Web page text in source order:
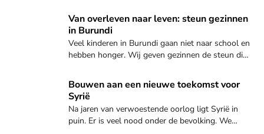
ongezonde omstandigheden.
Van overleven naar leven: steun gezinnen
in Burundi
Veel kinderen in Burundi gaan niet naar school en
hebben honger. Wij geven gezinnen de steun die
Ontdek hoe jij kunt helpen
Bouwen aan een nieuwe toekomst voor
Syrië
Na jaren van verwoestende oorlog ligt Syrië in
puin. Er is veel nood onder de bevolking. We
Ontdek hoe jij kunt helpen